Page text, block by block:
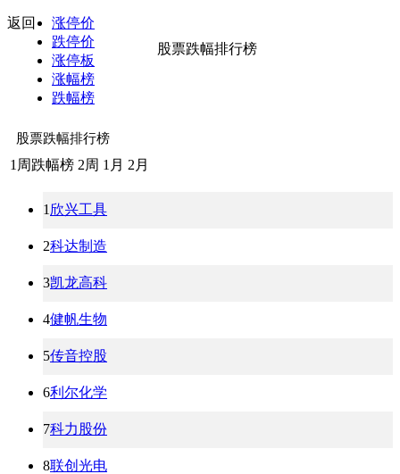
返回
股票跌幅排行榜
涨停价
跌停价
涨停板
涨幅榜
跌幅榜
股票跌幅排行榜
1周跌幅榜 2周 1月 2月
1 欣兴工具
2科达制造
3凯龙高科
4健帆生物
5传音控股
6利尔化学
7科力股份
8联创光电